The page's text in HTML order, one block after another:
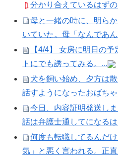
分かり合えているはず
母と一緒の時に、明ら
いていた。母「なんであ
【4/4】 女房に明日の
トにでも誘ってみる。...
犬を飼い始め、夕方は
話すようになったおばち
今日、内容証明発送し
話は弁護士通してになるは
何度も転職してるんだ
気」と悪く言われる。正